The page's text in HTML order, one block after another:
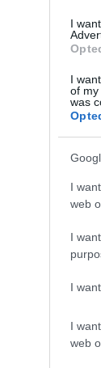
I
I
of my
was
I
web
I
I
I
web